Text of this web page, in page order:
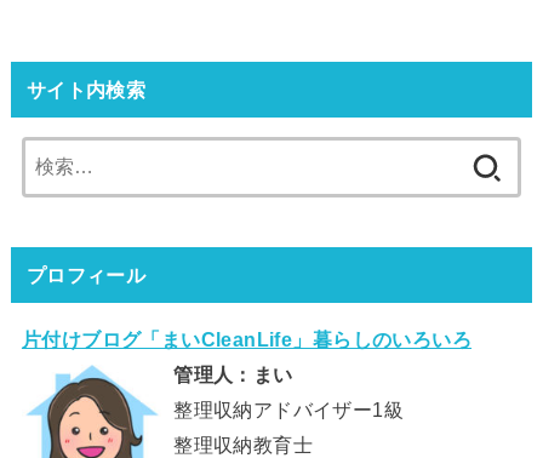
サイト内検索
索:
プロフィール
片付けブログ「まいCleanLife」暮らしのいろいろ
管理人：まい
整理収納アドバイザー1級
整理収納教育士